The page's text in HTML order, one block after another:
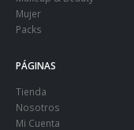
Mujer
Packs
PÁGINAS
Tienda
Nosotros
Mi Cuenta